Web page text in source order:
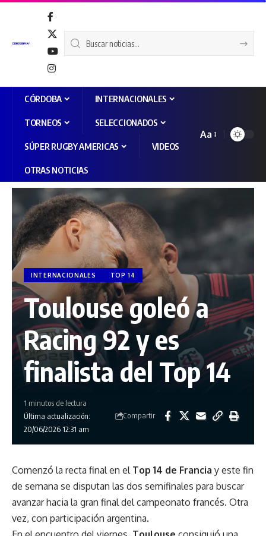
CÓRDOBA INTERNACIONALES
TORNEOS SELECCIONADOS
SÚPER RUGBY AMERICAS VIDEOS
OTRAS NOTICIAS
Aa
INTERNACIONALES TOP 14
Toulouse goleó a
Racing 92 y es
finalista del Top 14
Última actualización:
20/06/2026 12:31 am
1 minutos de lectura
Compartir
Comenzó la recta final en el Top 14 de Francia y este fin
de semana se disputan las dos semifinales para buscar
avanzar hacia la gran final del campeonato francés. Otra
vez, con participación argentina.